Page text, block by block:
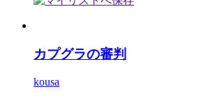
カプグラの審判
kousa